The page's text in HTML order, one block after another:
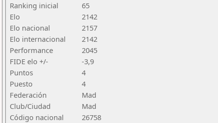
Ranking inicial
65
Elo
2142
Elo nacional
2157
Elo internacional
2142
Performance
2045
FIDE elo +/-
-3,9
Puntos
4
Puesto
4
Federación
Mad
Club/Ciudad
Mad
Código nacional
26758